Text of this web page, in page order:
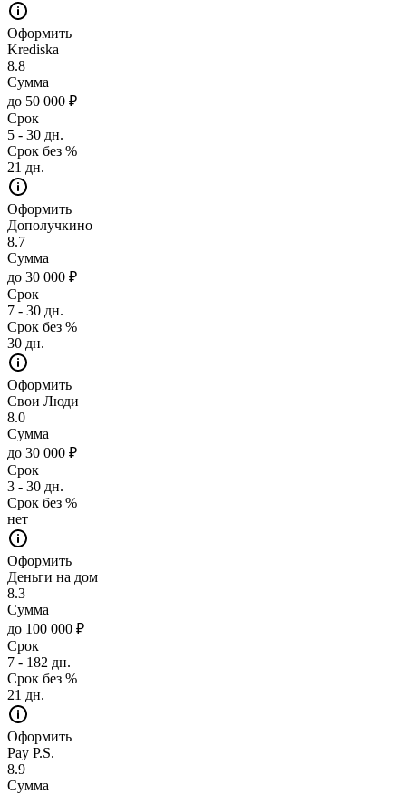
Оформить
Krediska
8.8
Сумма
до 50 000 ₽
Срок
5 - 30 дн.
Срок без %
21 дн.
Оформить
Дополучкино
8.7
Сумма
до 30 000 ₽
Срок
7 - 30 дн.
Срок без %
30 дн.
Оформить
Свои Люди
8.0
Сумма
до 30 000 ₽
Срок
3 - 30 дн.
Срок без %
нет
Оформить
Деньги на дом
8.3
Сумма
до 100 000 ₽
Срок
7 - 182 дн.
Срок без %
21 дн.
Оформить
Pay P.S.
8.9
Сумма